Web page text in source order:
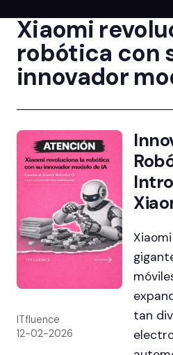
Xiaomi
robótica con
innovador
ITfluence
12-02-2026
tan